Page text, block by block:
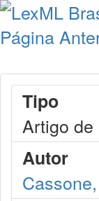
Página
Tipo
Artigo
Autor